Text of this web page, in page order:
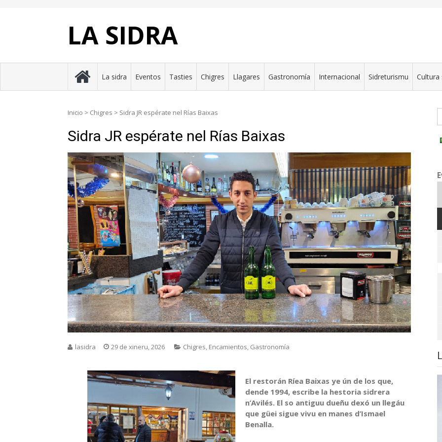
LA SIDRA
La sidra Eventos Tasties Chigres Llagares Gastronomía Internacional Sidreturismu Cultura
Inicio > Chigres > Sidra JR espérate nel Rías Baixas
Sidra JR espérate nel Rías Baixas
lasidra 29 de xineru, 2026 Chigres, Encamientos, Gastronomía
El restorán Ríea Baixas ye ún de los que,
dende 1994, escribe la hestoria sidrera
n’Avilés. El so antiguu dueñu dexó un llegáu
que güei sigue vivu en manes d’Ismael
Benalla.